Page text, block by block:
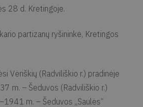
28 d. Kretingoje.
partizanų ryšininkė, Kretingos
Vėriškių (Radviliškio r.) pradinėje
m. – Šeduvos (Radviliškio r.)
m. – Šeduvos „Saulės“